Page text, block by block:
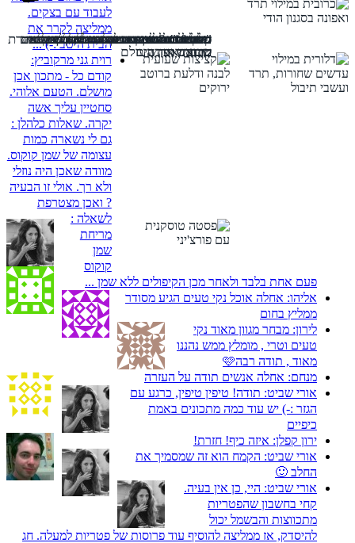
"חומוס" גזר ועדשים כתומות
סופגניות טבעוניות של דודי שרון
עוגיות m&m - עוגיות עדשים צבעוניות
טבעוניות
טופו זה החיים - מתכונים מעולים עם
טופו
הכל 10: סיפורים מהחיים בלי מתכונים
הצבע של הטבע: חומוס ירקות צבעוני
מלכת השולחן: כרובית שלמה ממולאת
בתרד ואפונה
מגולגלות: עוגיות תמרים בלי תמרים
דלורית ממולאת בעדשים שחורות ותרד
קציצות שעועית ודלעת ברוטב ירוקים
מתכונים זריזים: המבורגר פריך של
קינואה ועדשים
משתה טבעוני: אותה אדורה בשינוי אדרת
מרנג טבעוני: המדריך המלא לקצף
שכובש את העולם
פשטידה טבעונית: ארוחה בתבנית
שוקולד זה טבעוני
הטיסה אל ארץ הטבעונים
לעבוד עם בצקים.
ממליצה לקרר את
הבית היטב :-) ...
רוית גני מרקוביץ:
קודם כל - מתכון אכן
מושלם. הטעם אלוהי.
סחטיין עליך אשה
יקרה. שאלות כלהלן :
גם לי נשארה כמות
עצומה של שמן קוקוס.
מוודה שאכן היה נוזלי
ולא רך. אולי זו הבעיה
? ואכן מצטרפת
לשאלה :
מריחת
שמן
קוקוס
פעם אחת בלבד ולאחר מכן הקיפולים ללא שמן ...
אליהו: אחלה אוכל נקי טעים הגיע מסודר
ממליץ בחום
לירון: מבחר מגוון מאוד נקי
טעים וטרי , מומלץ ממש נהננו
מאוד , תודה רבה🩷
מנחם: אחלה אנשים תודה על העזרה
אורי שביט: תודה! טיפין טיפין, כרגע עם
הגזר :-) יש עוד כמה מתכונים באמת
כיפיים
ירון קפלן: איזה כיף! חזרת!
אורי שביט: הקמח הוא זה שמסמיך את
החלב 🙂
אורי שביט: היי, כן אין בעיה.
קחי בחשבון שהפטריות
מתכווצות והבשמל יכול
להיסדק, אז ממליצה להוסיף עוד פרוסות של פטריות למעלה. חג